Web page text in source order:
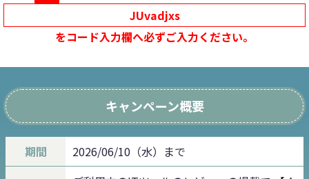
JUvadjxs
をコード入力欄へ必ずご入力ください。
キャンペーン概要
期間
2026/06/10（水）まで